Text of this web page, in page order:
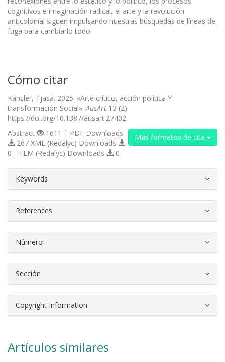
cognitivos e imaginación radical, el arte y la revolución
anticolonial siguen impulsando nuestras búsquedas de líneas de
fuga para cambiarlo todo.
Cómo citar
Kancler, Tjasa. 2025. «Arte crítico, acción política Y
transformación Social». AusArt 13 (2).
https://doi.org/10.1387/ausart.27402.
Más formatos de cita
Abstract
1611 | PDF Downloads
267 XML (Redalyc) Downloads
0 HTLM (Redalyc) Downloads
0
Keywords
References
Número
Sección
Copyright Information
Artículos similares